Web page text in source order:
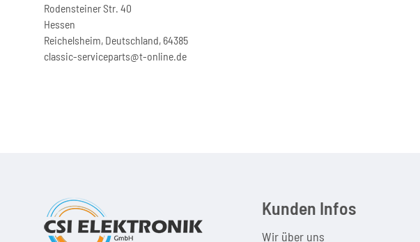
Rodensteiner Str. 40
Hessen
Reichelsheim, Deutschland, 64385
classic-serviceparts@t-online.de
Kunden Infos
Wir über uns